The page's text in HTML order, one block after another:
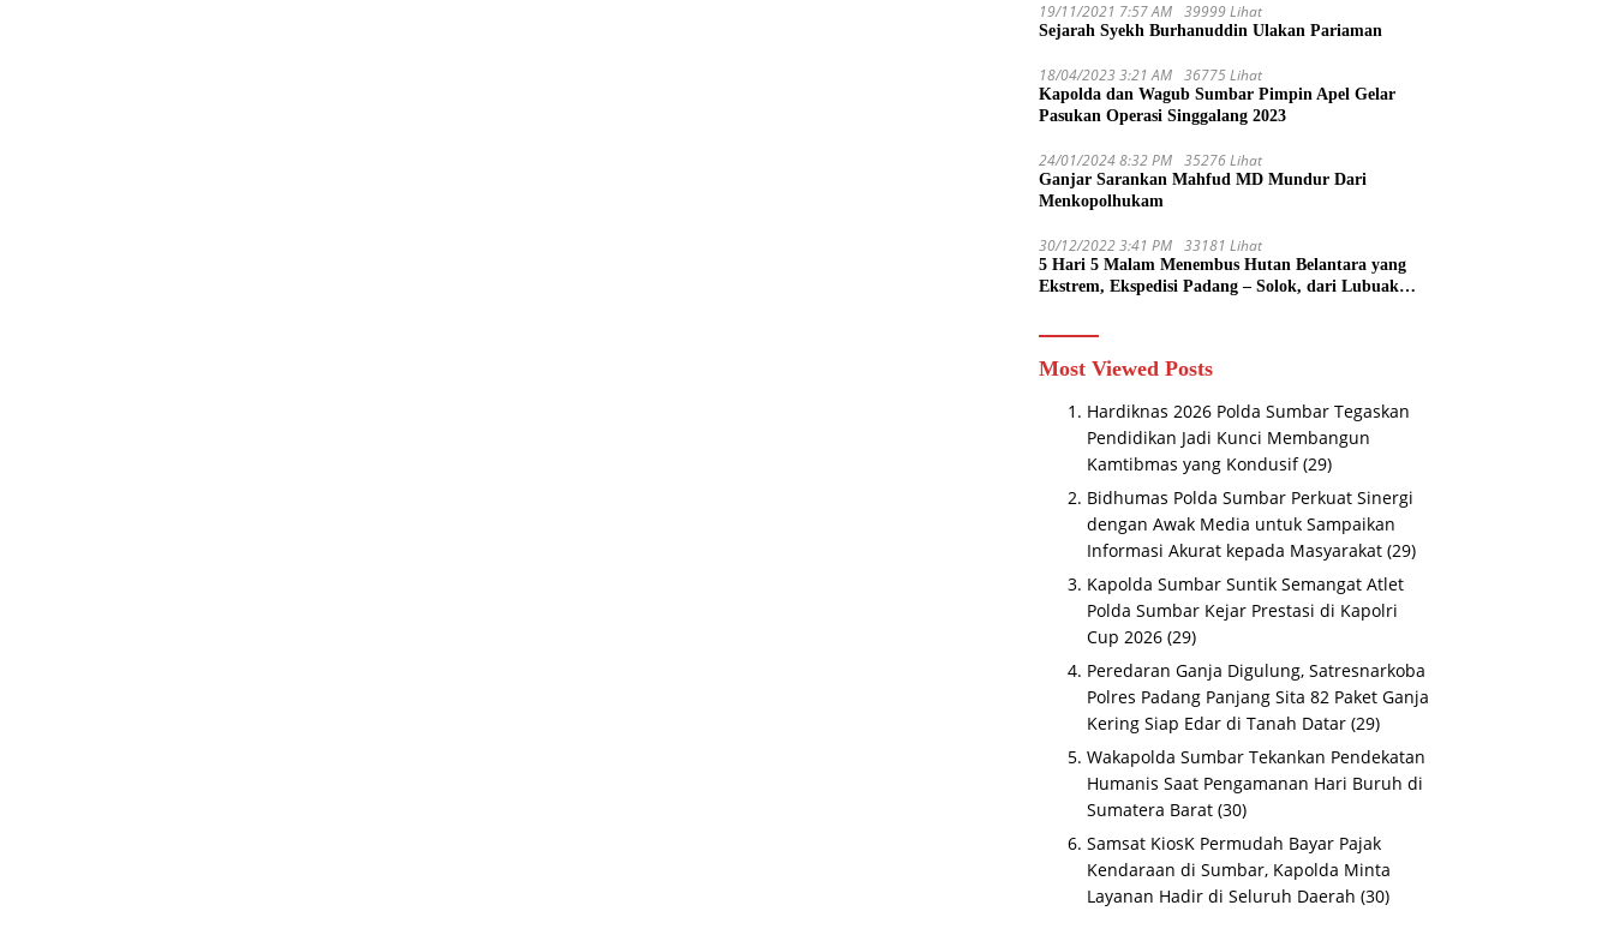
19/11/2021 7:57 AM 39999 Lihat
Sejarah Syekh Burhanuddin Ulakan Pariaman
18/04/2023 3:21 AM 36775 Lihat
Kapolda dan Wagub Sumbar Pimpin Apel Gelar
Pasukan Operasi Singgalang 2023
24/01/2024 8:32 PM 35276 Lihat
Ganjar Sarankan Mahfud MD Mundur Dari
Menkopolhukam
30/12/2022 3:41 PM 33181 Lihat
5 Hari 5 Malam Menembus Hutan Belantara yang
Ekstrem, Ekspedisi Padang – Solok, dari Lubuak
Most Viewed Posts
Hardiknas 2026 Polda Sumbar Tegaskan
Pendidikan Jadi Kunci Membangun
Kamtibmas yang Kondusif (29)
Bidhumas Polda Sumbar Perkuat Sinergi
dengan Awak Media untuk Sampaikan
Informasi Akurat kepada Masyarakat (29)
Kapolda Sumbar Suntik Semangat Atlet
Polda Sumbar Kejar Prestasi di Kapolri
Cup 2026 (29)
Peredaran Ganja Digulung, Satresnarkoba
Polres Padang Panjang Sita 82 Paket Ganja
Kering Siap Edar di Tanah Datar (29)
Wakapolda Sumbar Tekankan Pendekatan
Humanis Saat Pengamanan Hari Buruh di
Sumatera Barat (30)
Samsat KiosK Permudah Bayar Pajak
Kendaraan di Sumbar, Kapolda Minta
Layanan Hadir di Seluruh Daerah (30)